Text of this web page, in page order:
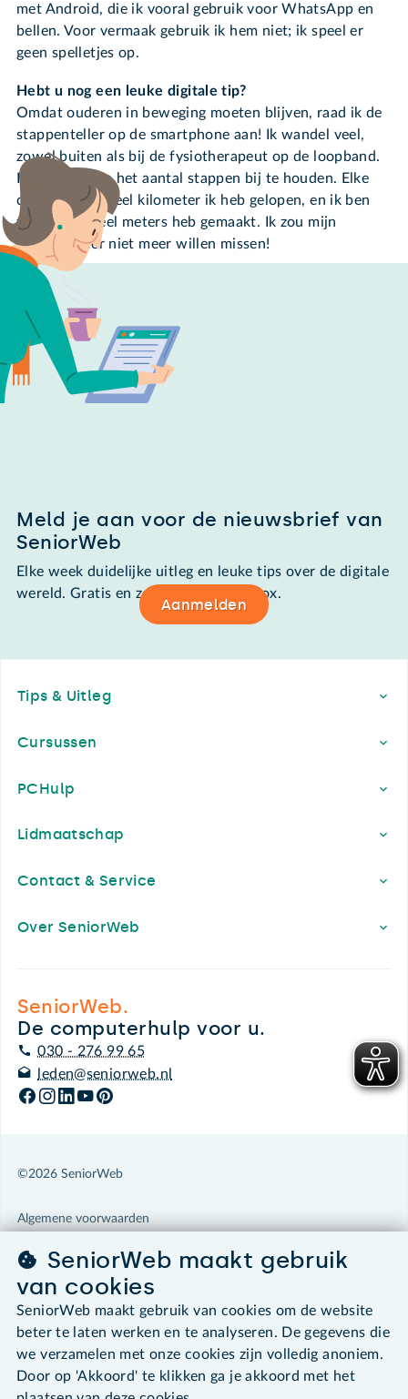
met Android, die ik vooral gebruik voor WhatsApp en
bellen. Voor vermaak gebruik ik hem niet; ik speel er
geen spelletjes op.
Hebt u nog een leuke digitale tip?
Omdat ouderen in beweging moeten blijven, raad ik de
stappenteller op de smartphone aan! Ik wandel veel,
zowel buiten als bij de fysiotherapeut op de loopband.
Het is leuk om het aantal stappen bij te houden. Elke
dag zie ik hoeveel kilometer ik heb gelopen, en ik ben
trots als ik veel meters heb gemaakt. Ik zou mijn
stappenteller niet meer willen missen!
Meld je aan voor de nieuwsbrief van
SeniorWeb
Elke week duidelijke uitleg en leuke tips over de digitale
wereld. Gratis en zomaar in de mailbox.
Aanmelden
Tips & Uitleg
Cursussen
PCHulp
Lidmaatschap
Contact & Service
Over SeniorWeb
SeniorWeb.
De computerhulp voor u.
030 - 276 99 65
leden@seniorweb.nl
©2026 SeniorWeb
Algemene voorwaarden
Disclaimer
About SeniorWeb
SeniorWeb maakt gebruik
van cookies
SeniorWeb maakt gebruik van cookies om de website
beter te laten werken en te analyseren. De gegevens die
we verzamelen met onze cookies zijn volledig anoniem.
Door op 'Akkoord' te klikken ga je akkoord met het